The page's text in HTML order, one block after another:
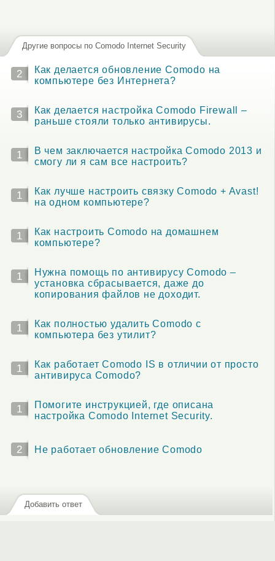
Другие вопросы по Comodo Internet Security
2
Как делается обновление Comodo на
компьютере без Интернета?
3
Как делается настройка Comodo Firewall –
раньше стояли только антивирусы.
1
В чем заключается настройка Comodo 2013 и
смогу ли я сам все настроить?
1
Как лучше настроить связку Comodo + Avast!
на одном компьютере?
1
Как настроить Comodo на домашнем
компьютере?
1
Нужна помощь по антивирусу Comodo –
установка сбрасывается, даже до
копирования файлов не доходит.
1
Как полностью удалить Comodo с
компьютера без утилит?
1
Как работает Comodo IS в отличии от просто
антивируса Comodo?
1
Помогите инструкцией, где описана
настройка Comodo Internet Security.
2 Не работает обновление Comodo
Добавить ответ